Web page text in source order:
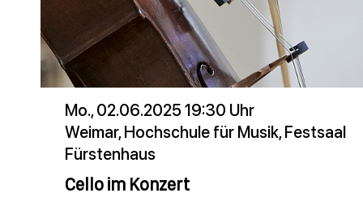
Mo., 02.06.2025 19:30 Uhr
Weimar, Hochschule für Musik, Festsaal
Fürstenhaus
Cello im Konzert